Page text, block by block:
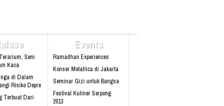
Seni
Kaca
di Dalam
Risiko Depre
Terbuat Dari
Events
Ramadhan Experiences
Konser Metallica di Jakarta
Seminar Gizi untuk Bangsa
Festival Kuliner Serpong
2013